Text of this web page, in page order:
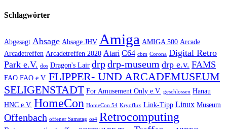
Schlagwörter
Abgesagt Absage Absage JHV Amiga AMIGA 500 Arcade
Arcadetreffen Arcadetreffen 2020 Atari C64 cbm Corona Digital Retro
Park e.V. dos Dragon's Lair drpdrp-museum drp e.v. FAMS
FAO FAO e.V. FLIPPER- UND ARCADEMUSEUM
SELIGENSTADT For Amusement Only e.V. geschlossen Hanau
HNC e.V. HomeCon HomeCon 54 Kryoflux Link-Tipp Linux Museum
Offenbach offener Samstag os4 Retrocomputing